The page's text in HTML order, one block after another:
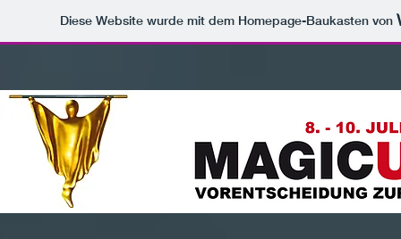
Diese Website wurde mit dem Homepage-Baukasten von